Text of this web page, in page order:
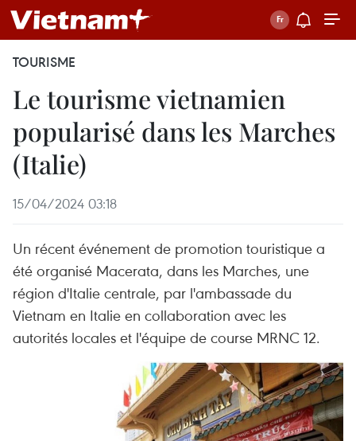
TOURISME
Le tourisme vietnamien
popularisé dans les Marches
(Italie)
15/04/2024 03:18
Un récent événement de promotion touristique a
été organisé Macerata, dans les Marches, une
région d'Italie centrale, par l'ambassade du
Vietnam en Italie en collaboration avec les
autorités locales et l'équipe de course MRNC 12.